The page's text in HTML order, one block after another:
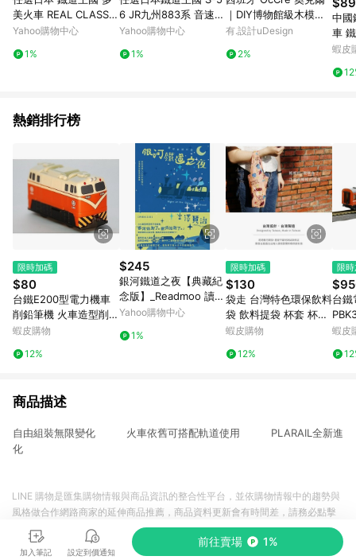
美火車 REAL CLASS 4
85系特急電車(雷鳥) T
Yahoo購物中心
1%
6 JR九州883系 音速_T
P17493 PLARAIL 公司
Yahoo購物中心
1%
｜DIY博物館級木模型
船 - 里斯本有軌電車與
中】
有.設計uDesign
2%
中國
車
迴力
鐵道
蝦皮
熱銷排行榜
限時加碼
$80
台鐵E200型電力機車
削鉛筆機 火車造型削鉛
筆機 鐵支路模型 TR台
蝦皮購物
12%
$245
銀河鐵道之夜【典藏紀
念版】_Readmoo 讀墨
電子書
Yahoo購物中心
1%
限時加碼
$130
袋走 台灣特色環保飲料
袋 飲料提袋 杯套 杯袋
台鐵 台灣火車圖鑑 國
灣鐵道
蝦皮購物
12%
限
台
鐵道
13
蝦皮
商品描述
自由組裝無限變化 火車依舊可搭配軌道使用 PLARAIL全新進
化
加入筆記 設定到價通知
前往賣場 1%
LINE 購物是匯集購物情報與商品資訊的整合性平台，並依購物情報中的趨勢與
風格做合作網路商家的延伸商品推薦，商品資料更新會有時間差，請務必點擊
商品至各合作網路商家，確認現售價與購物條件，一切資訊以合作廠商網頁為
準。